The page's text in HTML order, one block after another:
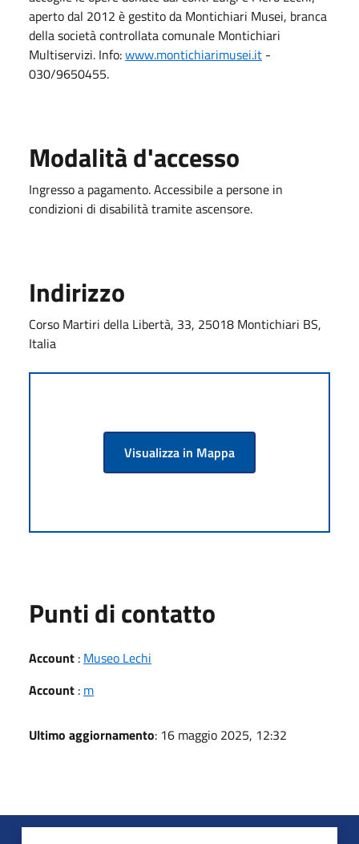
aperto dal 2012 è gestito da Montichiari Musei, branca
della società controllata comunale Montichiari
Multiservizi. Info:www.montichiarimusei.it -
030/9650455.
Modalità d'accesso
Ingresso a pagamento. Accessibile a persone in
condizioni di disabilità tramite ascensore.
Indirizzo
Corso Martiri della Libertà, 33, 25018 Montichiari BS,
Italia
Visualizza in Mappa
Punti di contatto
Account : Museo Lechi
Account : m
Ultimo aggiornamento: 16 maggio 2025, 12:32